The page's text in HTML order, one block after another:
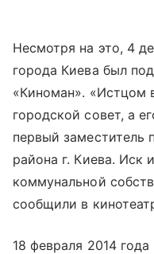
Несмотря на это, 4
города Киева был
«Киноман». «Истцом
городской совет, а
первый заместитель
района г. Киева. Иск
коммунальной
сообщили в
18 февраля 2014